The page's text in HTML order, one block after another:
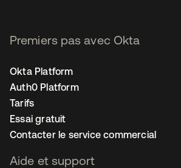
Premiers pas avec Okta
Okta Platform
Auth0 Platform
Tarifs
Essai gratuit
Contacter le service commercial
Aide et support